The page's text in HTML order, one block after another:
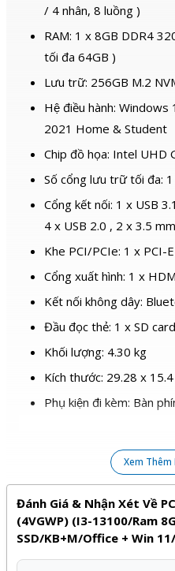
/ 4 nhân, 8 luồng )
RAM: 1 x 8GB DDR4
tối đa 64GB )
Lưu trữ: 256GB M.2
Hệ điều hành:
2021 Home & Student
Chip đồ họa: Intel UHD
Số cổng lưu trữ tối đa:
Cổng kết nối: 1 x USB
4 x USB 2.0 , 2 x 3.5
Khe PCI/PCIe: 1 x PCI-
Cổng xuất hình: 1 x
Kết nối không dây:
Đầu đọc thẻ: 1 x SD
Khối lượng: 4.30 kg
Kích thước: 29.28 x
Phụ kiện đi kèm: Bàn
Kỹ Thuật Vtech được cam
tháng, đi kèm với
dẫn khác.
Quý khách hàng hoàn toàn
Xem
Đánh Giá & Nhận Xét Về
(4VGWP) (i3-13100/Ram
SSD/KB+M/Office + Win